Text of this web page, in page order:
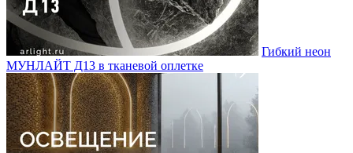
Гибкий неон
МУНЛАЙТ Д13 в тканевой оплетке